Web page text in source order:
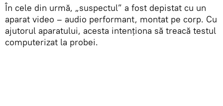
În cele din urmă, „suspectul” a fost depistat cu un
aparat video – audio performant, montat pe corp. Cu
ajutorul aparatului, acesta intenționa să treacă testul
computerizat la probei.